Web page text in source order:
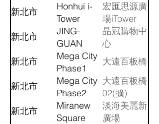
新北市
Honhui i-
Tower
宏匯思源廣
場iTower
新北市
JING-
GUAN
Crown
Plaza
晶冠購物中
心
新北市
Mega City
Phase1
大遠百板橋
新北市
Mega City
Phase2
大遠百板橋
02(擴)
新北市
Miranew
Square
淡海美麗新
廣場